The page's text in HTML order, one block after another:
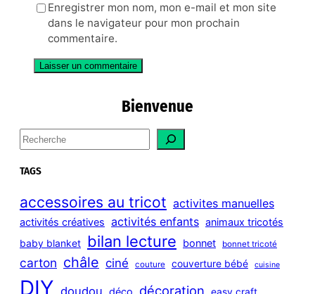
Enregistrer mon nom, mon e-mail et mon site
dans le navigateur pour mon prochain
commentaire.
Bienvenue
S
e
a
c
h
TAGS
accessoires au tricot activites manuelles
activités créatives activités enfants animaux tricotés
baby blanket bilan lecture bonnet bonnet tricoté
carton châle ciné couture couverture bébé cuisine
DIY doudou décoration easy craft